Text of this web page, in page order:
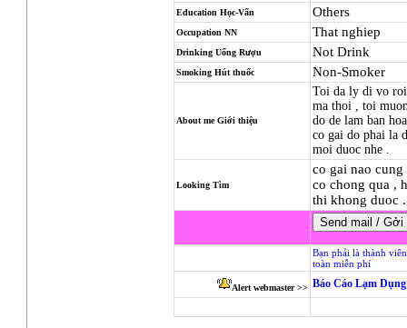
Education Học-Vấn Others
Occupation NN That nghiep
Drinking Uống Rượu Not Drink
Smoking Hút thuốc Non-Smoker
About me Giới thiệu
Toi da ly di vo
ma thoi , toi
do de lam ban
co gai do phai la
moi duoc nhe .
Looking Tìm
co gai nao
co chong qua ,
thi khong duoc
Bạn phải là thành
toàn miễn phí
Alert webmaster >> Báo Cáo Lạm